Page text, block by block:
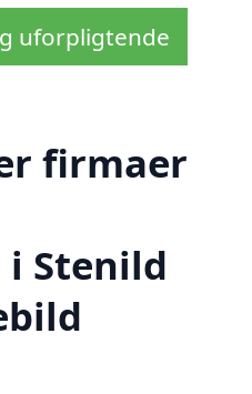
uforpligtende
firmaer
i Stenild